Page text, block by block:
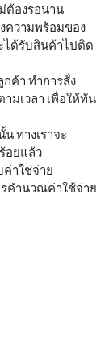
ต้องรอนาน
ความพร้อมของ
ได้รับสินค้าไปติด
ค้า ทำการสั่ง
มเวลา เพื่อให้ทัน
ทางเราจะ
อยแล้ว
าใช่จ่าย
คำนวณค่าใช้จ่าย